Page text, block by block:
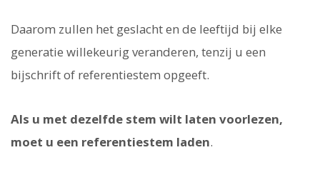
Daarom zullen het geslacht en de leeftijd bij elke
generatie willekeurig veranderen, tenzij u een
bijschrift of referentiestem opgeeft.
Als u met dezelfde stem wilt laten voorlezen,
moet u een referentiestem laden.